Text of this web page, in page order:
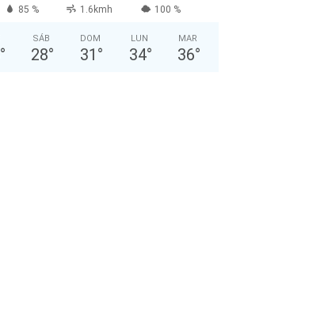
85 % 1.6kmh 100 %
°
SÁB
28°
DOM
31 °
LUN
34°
MAR
36°